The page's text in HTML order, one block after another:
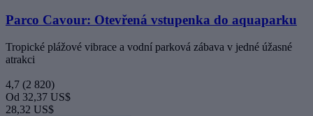
Parco Cavour: Otevřená vstupenka do aquaparku
Tropické plážové vibrace a vodní parková zábava v jedné úžasné
atrakci
4,7 (2 820)
Od 32,37 US$
28,32 US$